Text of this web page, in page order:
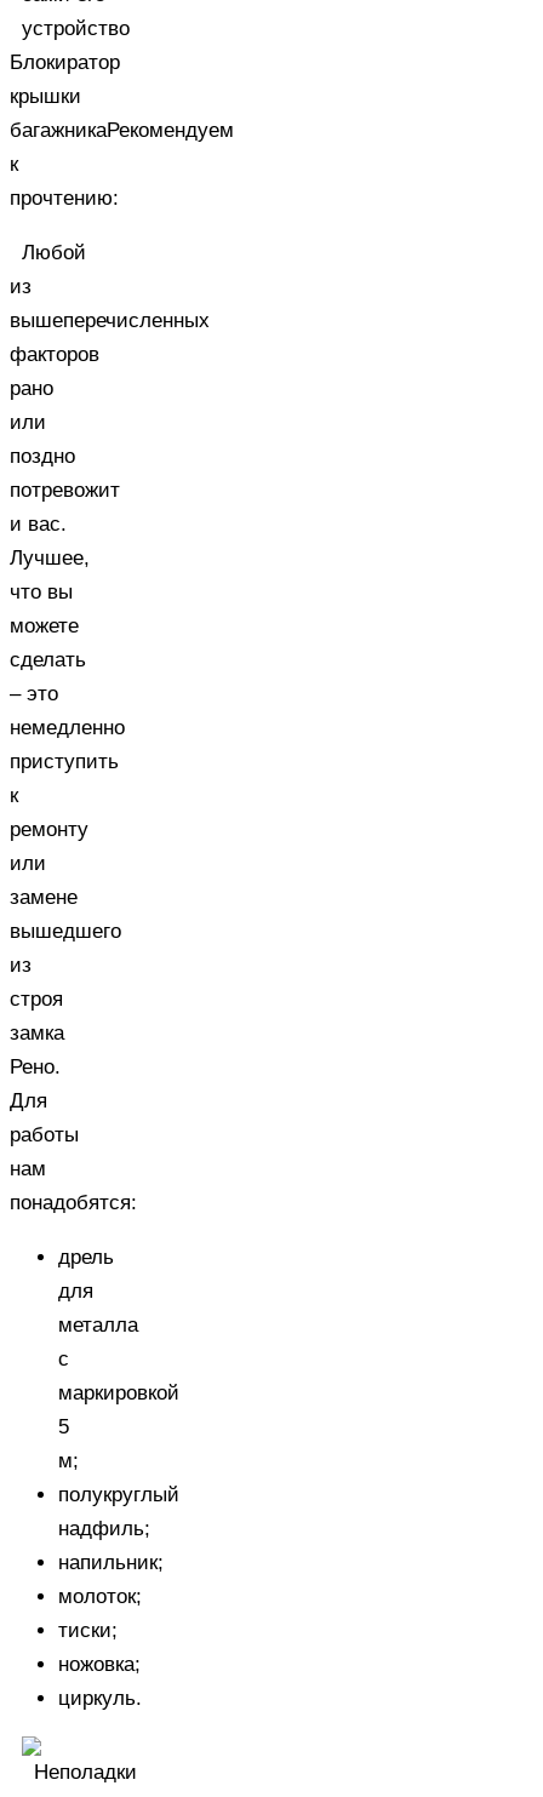
Блокиратор
крышки
багажникаРекомендуем
к
прочтению:
Любой
из
вышеперечисленных
факторов
рано
или
поздно
потревожит
и вас.
Лучшее,
что вы
можете
сделать
– это
немедленно
приступить
к
ремонту
или
замене
вышедшего
из
строя
замка
Рено.
Для
работы
нам
понадобятся:
дрель
для
металла
с
маркировкой
5
м;
полукруглый
надфиль;
напильник;
молоток;
тиски;
ножовка;
циркуль.